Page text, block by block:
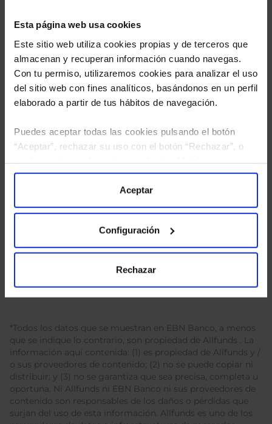
Esta página web usa cookies
Este sitio web utiliza cookies propias y de terceros que
almacenan y recuperan información cuando navegas.
Con tu permiso, utilizaremos cookies para analizar el uso
del sitio web con fines analíticos, basándonos en un perfil
elaborado a partir de tus hábitos de navegación.
Puedes aceptar todas las cookies pulsando el botón
“Aceptar”, rechazar su uso con el botón “Rechazar”, o
“Configuración”. Consulta nuestraPolítica
para más información.
Aceptar
Configuración
Rechazar
tratamiento de mis datos personales.
*Todos los datos que se muestran en EBN Banco, a menos
que se indique lo contrario, son propiedad de Allfunds . La
información aquí contenida: (1) es propiedad de Allfunds y /
o sus proveedores de contenido; (2) no se puede copiar ni
distribuir; y (3) no se garantiza que sea precisa, completa u
oportuna. Ni Allfunds ni EBN Banco ni sus proveedores de
contenido son responsables de los daños o pérdidas que
surjan del uso de esta información. Allfunds es uno de los